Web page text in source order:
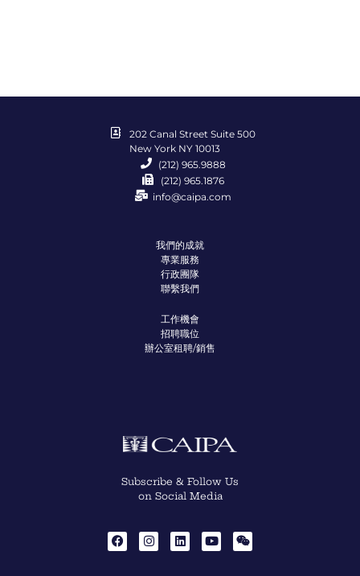
202 Canal Street Suite 500
New York NY 10013
(212) 965.9888
(212) 965.1876
info@caipa.com
我們的成就
專業服務
行政團隊
聯繫我們
工作機會
招聘職位
辦公室租聘/銷售
Subscribe & Follow Us
on Social Media